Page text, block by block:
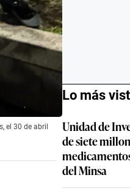
el 30 de abril
Lo más
Unidad de
de siete
del Minsa